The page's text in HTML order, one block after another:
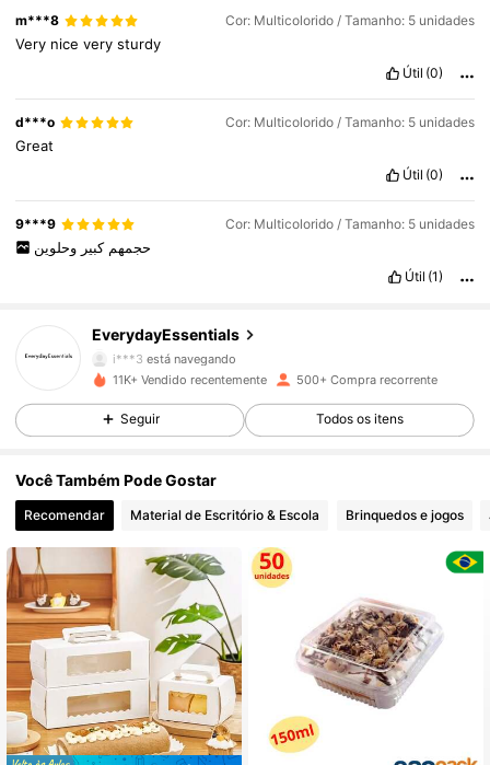
m***8 Cor: Multicolorido / Tamanho: 5 unidades
Very niceverysturdy
Útil (0)
d***o Cor: Multicolorido / Tamanho: 5 unidades
Great
Útil (0)
9***9 Cor: Multicolorido / Tamanho: 5 unidades
حجمهمكبيروحلوين
Útil (1)
EverydayEssentials
i***3 está navegando
4,78
168 Seguidores
168 Seguidores
4,78 168 Seguidores
4,78 168 Seguidores
4,78 168 Seguidores
4,78 168 Seguidores
4,78 168 Seguidores
11K+ Vendido recentemente 500+ Compra recorrente
Seguir Todos os itens
Você Também Pode Gostar
Recomendar Material de Escritório & Escola Brinquedos e jogos